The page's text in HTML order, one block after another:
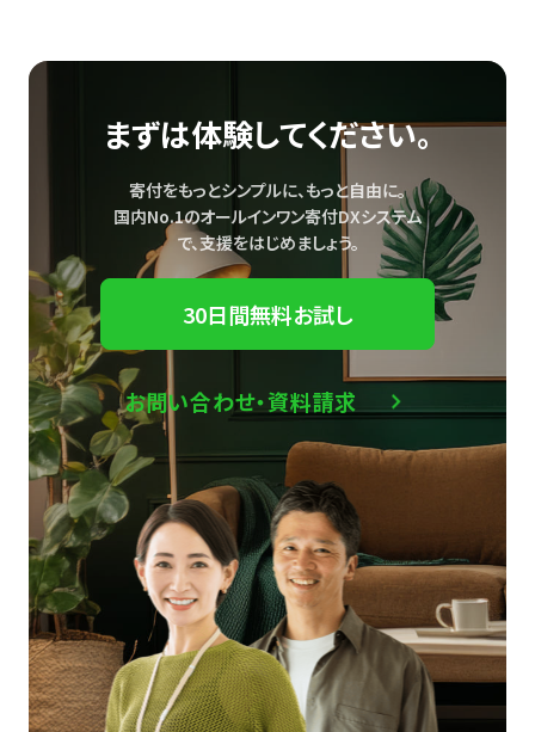
まずは体験してください。
寄付をもっとシンプルに、もっと自由に。
国内No.1のオールインワン寄付DXシステム
で、支援をはじめましょう。
30日間無料お試し
お問い合わせ・資料請求